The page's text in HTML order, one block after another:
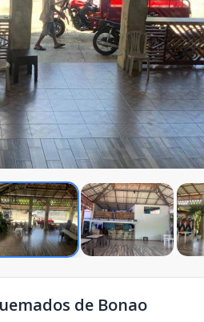
de Bonao